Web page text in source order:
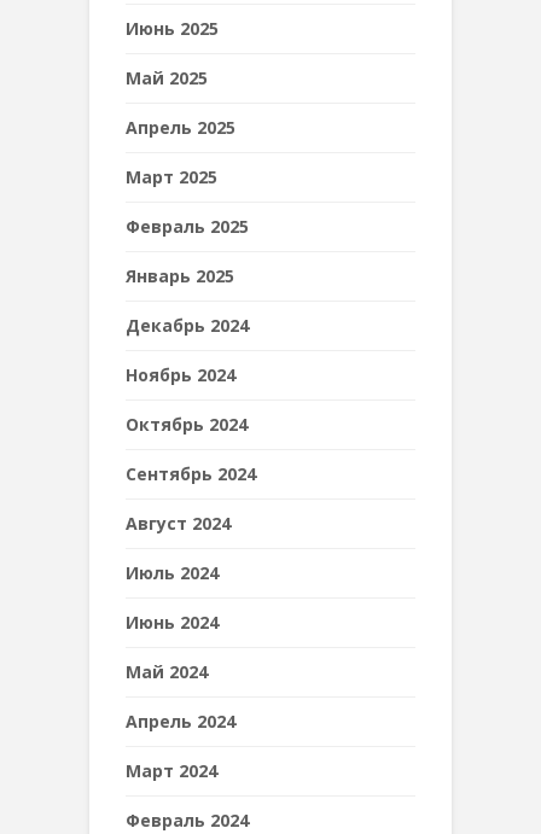
Июнь 2025
Май 2025
Апрель 2025
Март 2025
Февраль 2025
Январь 2025
Декабрь 2024
Ноябрь 2024
Октябрь 2024
Сентябрь 2024
Август 2024
Июль 2024
Июнь 2024
Май 2024
Апрель 2024
Март 2024
Февраль 2024